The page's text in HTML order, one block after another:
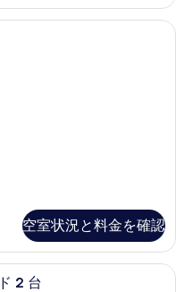
ム ダブルベッド 2 台 禁煙 | エ
空室状況と料金を確認
ゼクティブ ルーム ダブルベッ
2 台